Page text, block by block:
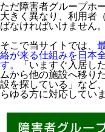
ただ障害者グループホ
大きく異なり、利用者
ばなければいけません。
そこで当サイトでは、
絡が来る仕組みを日本
す。
「いますぐ入居し
ムから他の施設へ移り
設を探している」など
らゆる方に対応していま